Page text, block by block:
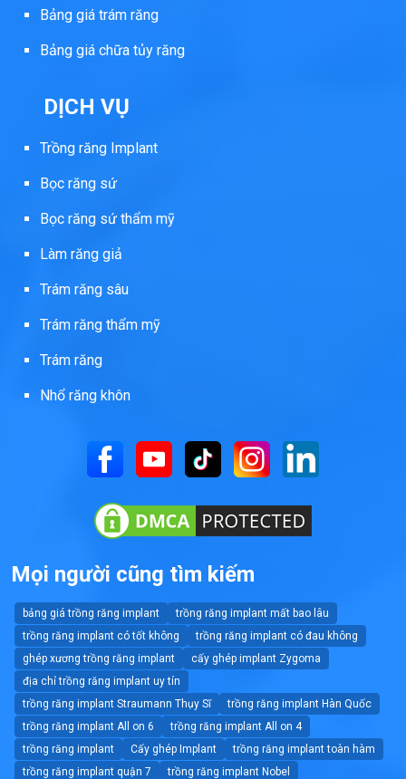
Bảng giá trám răng
Bảng giá chữa tủy răng
DỊCH VỤ
Trồng răng Implant
Bọc răng sứ
Bọc răng sứ thẩm mỹ
Làm răng giả
Trám răng sâu
Trám răng thẩm mỹ
Trám răng
Nhổ răng khôn
Mọi người cũng tìm kiếm
bảng giá trồng răng implant
trồng răng implant mất bao lâu
trồng răng implant có tốt không
trồng răng implant có đau không
ghép xương trồng răng implant
cấy ghép implant Zygoma
địa chỉ trồng răng implant uy tín
trồng răng implant Straumann Thụy Sĩ
trồng răng implant Hàn Quốc
trồng răng implant All on 6
trồng răng implant All on 4
trồng răng implant
Cấy ghép Implant
trồng răng implant toàn hàm
trồng răng implant quận 7
trồng răng implant Nobel